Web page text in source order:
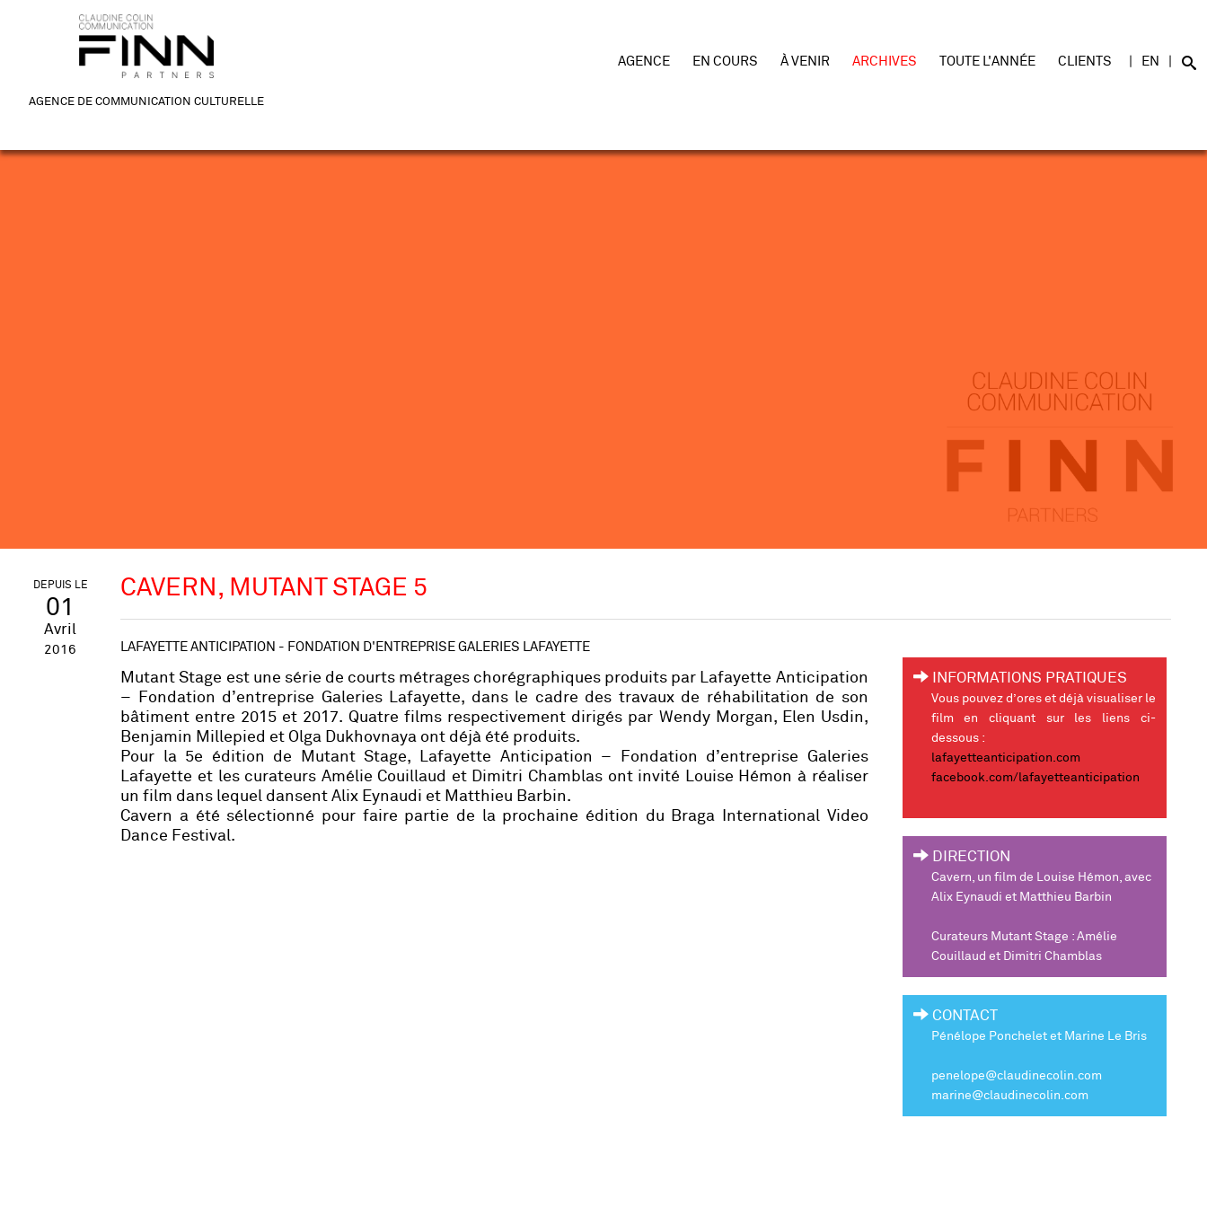
AGENCE DE COMMUNICATION CULTURELLE
AGENCE EN COURS À VENIR ARCHIVES TOUTE L'ANNÉE CLIENTS EN
DEPUIS LE
01
Avril
2016
CAVERN, MUTANT STAGE 5
LAFAYETTE ANTICIPATION - FONDATION D'ENTREPRISE GALERIES LAFAYETTE
Mutant Stage est une série de courts métrages chorégraphiques produits par Lafayette Anticipation
– Fondation d’entreprise Galeries Lafayette, dans le cadre des travaux de réhabilitation de son
bâtiment entre 2015 et 2017. Quatre films respectivement dirigés par Wendy Morgan, Elen Usdin,
Benjamin Millepied et Olga Dukhovnaya ont déjà été produits.
Pour la 5e édition de
Mutant Stage, Lafayette Anticipation – Fondation d’entreprise Galeries
Lafayette et les curateurs Amélie Couillaud et Dimitri Chamblas ont invité Louise Hémon à réaliser
un film dans lequel dansent Alix Eynaudi et Matthieu Barbin.
Cavern a été sélectionné pour faire partie de la prochaine édition du Braga International Video
Dance Festival.
INFORMATIONS PRATIQUES
Vous pouvez d’ores et déjà visualiser le
film en cliquant sur les liens ci-
dessous :
lafayetteanticipation.com
facebook.com/lafayetteanticipation
DIRECTION
Cavern , un film de Louise Hémon, avec
Alix Eynaudi et Matthieu Barbin
Curateurs Mutant Stage : Amélie
Couillaud et Dimitri Chamblas
CONTACT
Pénélope Ponchelet et Marine Le Bris
penelope@claudinecolin.com
marine@claudinecolin.com